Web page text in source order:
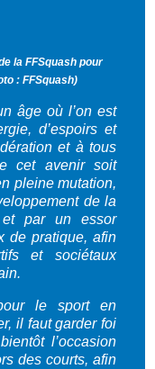
la FFSquash pour
: FFSquash)
âge où l’on est
d’espoirs et
et à tous
cet avenir soit
pleine mutation,
de la
par un essor
de pratique, afin
et sociétaux
le sport en
il faut garder foi
l’occasion
des courts, afin